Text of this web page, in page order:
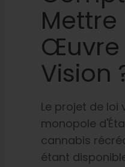
Mettre
Œuvre
Vision
Le projet de loi
monopole
cannabis
étant